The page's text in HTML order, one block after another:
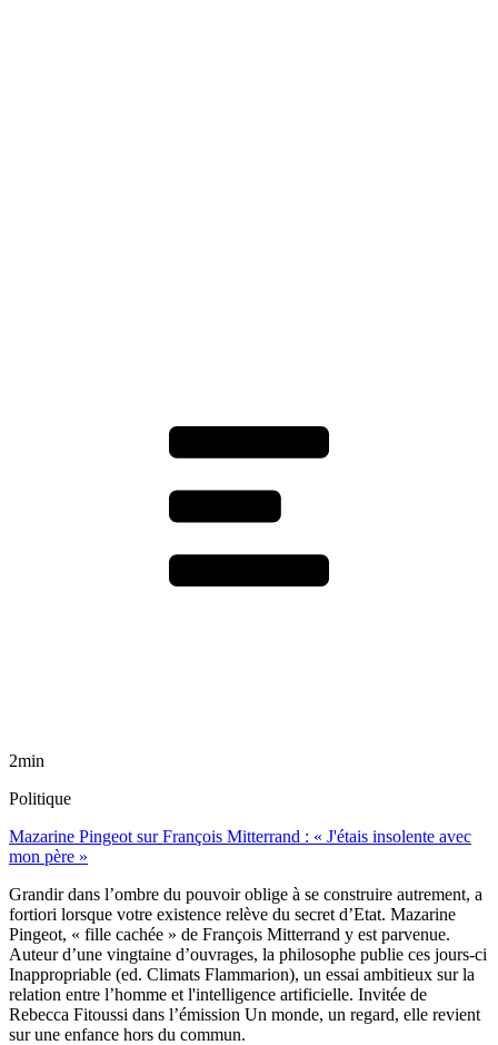
2min
Politique
Mazarine Pingeot sur François Mitterrand : « J'étais insolente avec
mon père »
Grandir dans l’ombre du pouvoir oblige à se construire autrement, a
fortiori lorsque votre existence relève du secret d’Etat. Mazarine
Pingeot, « fille cachée » de François Mitterrand y est parvenue.
Auteur d’une vingtaine d’ouvrages, la philosophe publie ces jours-ci
Inappropriable (ed. Climats Flammarion), un essai ambitieux sur la
relation entre l’homme et l'intelligence artificielle. Invitée de
Rebecca Fitoussi dans l’émission Un monde, un regard, elle revient
sur une enfance hors du commun.